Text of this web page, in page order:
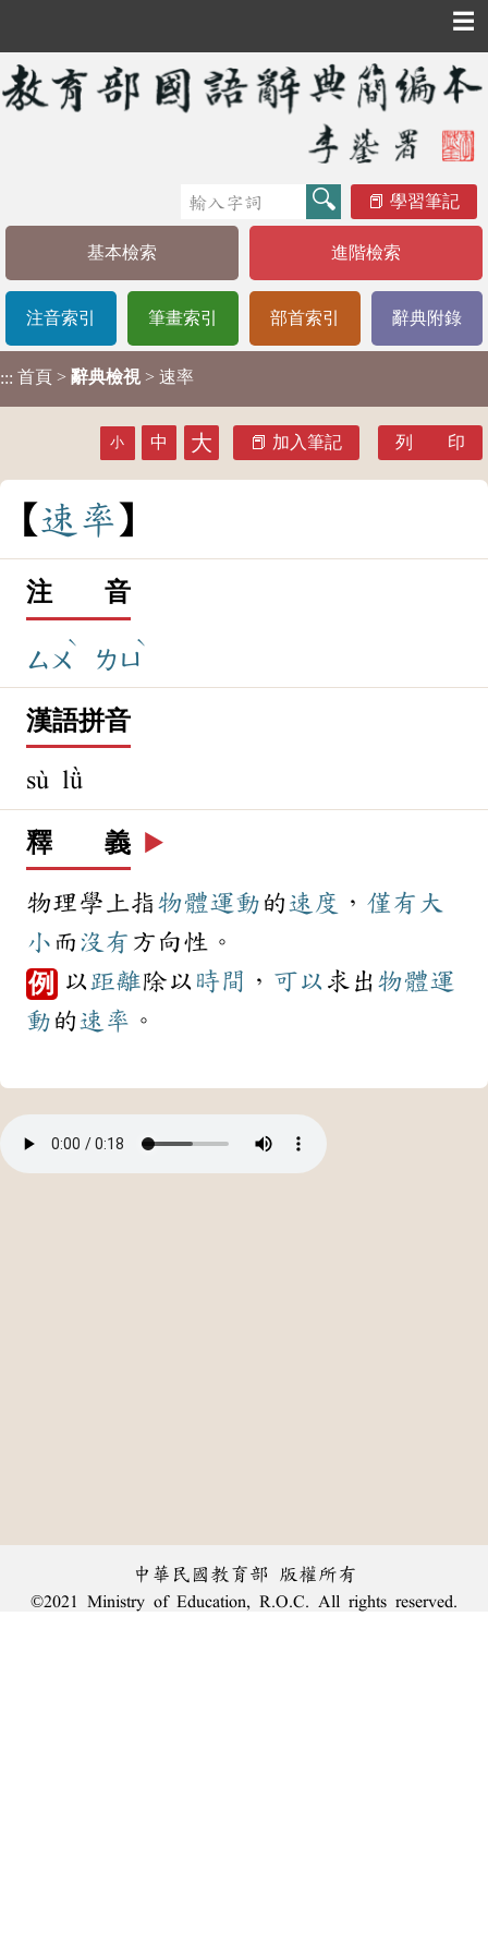
☰
學習筆記
基本檢索 進階檢索
注音索引 筆畫索引 部首索引 辭典附錄
::: 首頁 > 辭典檢視 > 速率
小 中 大 加入筆記 列 印
速 率
注 音
ㄙㄨ
ˋ
ㄌㄩ
ˋ
漢語拼音
sù lǜ
釋 義 ▶️
物理學上指 物體運動 的速度 ， 僅有 大
小 而 沒有 方向性。
例 以距離除以 時間 ， 可以 求出 物體運
動 的速率 。
中華民國教育部 版權所有
©2021 Ministry of Education, R.O.C. All rights reserved.